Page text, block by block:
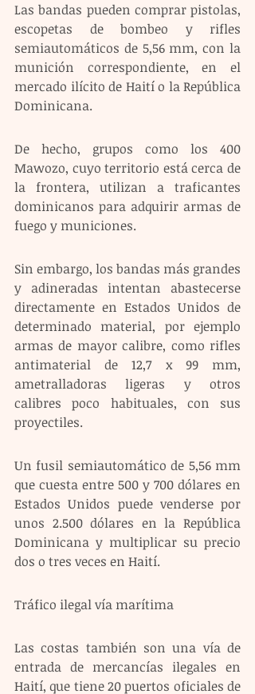
Las bandas pueden comprar pistolas,
escopetas de bombeo y rifles
semiautomáticos de 5,56 mm, con la
munición correspondiente, en el
mercado ilícito de Haití o la República
Dominicana.
De hecho, grupos como los 400
Mawozo, cuyo territorio está cerca de
la frontera, utilizan a traficantes
dominicanos para adquirir armas de
fuego y municiones.
Sin embargo, los bandas más grandes
y adineradas intentan abastecerse
directamente en Estados Unidos de
determinado material, por ejemplo
armas de mayor calibre, como rifles
antimaterial de 12,7 x 99 mm,
ametralladoras ligeras y otros
calibres poco habituales, con sus
proyectiles.
Un fusil semiautomático de 5,56 mm
que cuesta entre 500 y 700 dólares en
Estados Unidos puede venderse por
unos 2.500 dólares en la República
Dominicana y multiplicar su precio
dos o tres veces en Haití.
Tráfico ilegal vía marítima
Las costas también son una vía de
entrada de mercancías ilegales en
Haití, que tiene 20 puertos oficiales de